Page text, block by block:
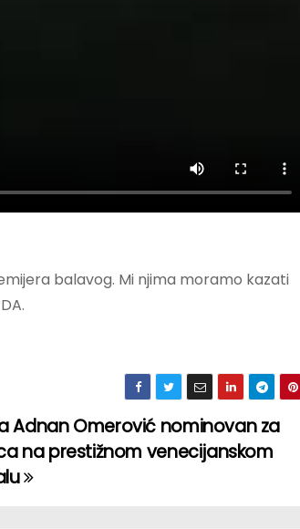
balavog. Mi njima moramo kazati
Adnan Omerović nominovan za
na prestižnom venecijanskom